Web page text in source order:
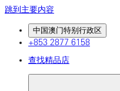
跳到主要内容
中国澳门特别行政区
+853 2877 6158
查找精品店